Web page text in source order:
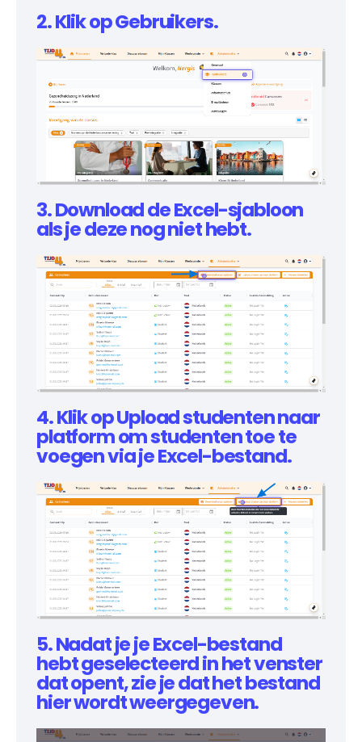
2. Klik op Gebruikers.
3. Download de Excel-sjabloon
als je deze nog niet hebt.
4. Klik op Upload studenten naar
platform om studenten toe te
voegen via je Excel-bestand.
5. Nadat je je Excel-bestand
hebt geselecteerd in het venster
dat opent, zie je dat het bestand
hier wordt weergegeven.